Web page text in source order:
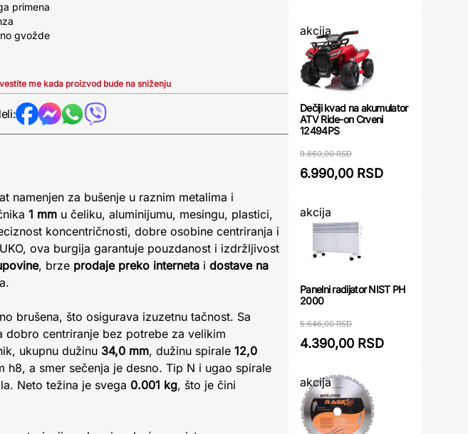
primena
gvožde
me kada proizvod bude na sniženju
namenjen za bušenje u raznim metalima i
1 mm u čeliku, aluminijumu, mesingu, plastici,
koncentričnosti, dobre osobine centriranja i
ova burgija garantuje pouzdanost i izdržljivost
, brze prodaje preko interneta i dostave na
brušena, što osigurava izuzetnu tačnost. Sa
centriranje bez potrebe za velikim
ukupnu dužinu 34,0 mm, dužinu spirale 12,0
h8, a smer sečenja je desno. Tip N i ugao spirale
Neto težina je svega 0.001 kg, što je čini
akcija
Dečiji kvad na akumulator
ATV Ride-on Crveni
12494PS
9.860,00 RSD
6.990,00 RSD
akcija
Panelni radijator NIST PH
2000
5.646,00 RSD
4.390,00 RSD
akcija